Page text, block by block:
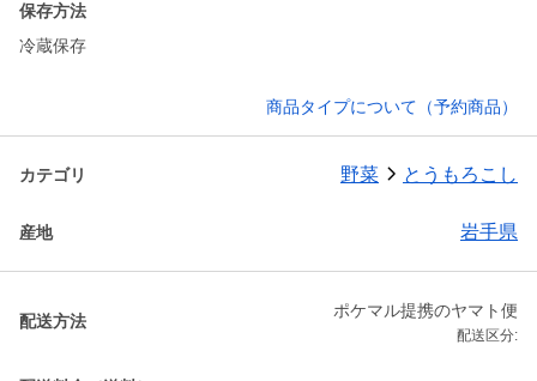
保存方法
冷蔵保存
商品タイプについて（予約商品）
カテゴリ 野菜 とうもろこし
産地 岩手県
配送方法
ポケマル提携のヤマト便
配送区分: